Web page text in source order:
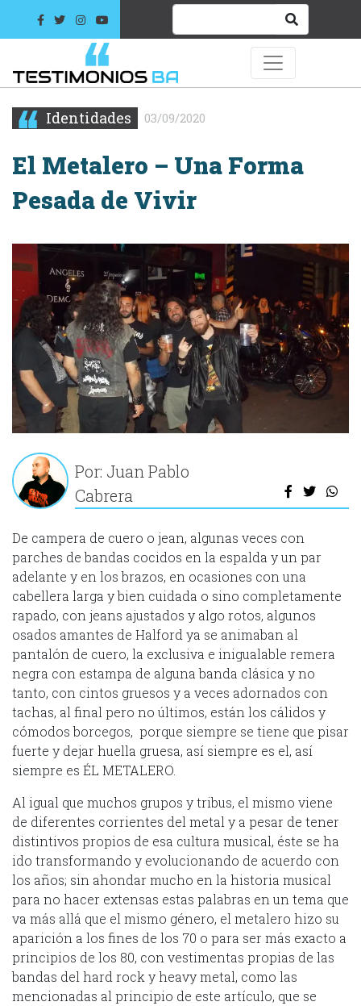
Identidades 03/09/2020
El Metalero – Una Forma
Pesada de Vivir
Por: Juan Pablo
Cabrera
De campera de cuero o jean, algunas veces con
parches de bandas cocidos en la espalda y un par
adelante y en los brazos, en ocasiones con una
cabellera larga y bien cuidada o sino completamente
rapado, con jeans ajustados y algo rotos, algunos
osados amantes de Halford ya se animaban al
pantalón de cuero, la exclusiva e inigualable remera
negra con estampa de alguna banda clásica y no
tanto, con cintos gruesos y a veces adornados con
tachas, al final pero no últimos, están los cálidos y
cómodos borcegos, porque siempre se tiene que pisar
fuerte y dejar huella gruesa, así siempre es el, así
siempre es ÉL METALERO.
Al igual que muchos grupos y tribus, el mismo viene
de diferentes corrientes del metal y a pesar de tener
distintivos propios de esa cultura musical, éste se ha
ido transformando y evolucionando de acuerdo con
los años; sin ahondar mucho en la historia musical
para no hacer extensas estas palabras en un tema que
va más allá que el mismo género, el metalero hizo su
aparición a los fines de los 70 o para ser más exacto a
principios de los 80, con vestimentas propias de las
bandas del hard rock y heavy metal, como las
mencionadas al principio de este artículo, que se